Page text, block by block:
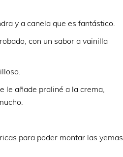
y a canela que es fantástico.
con un sabor a vainilla
le añade praliné a la crema,
para poder montar las yemas